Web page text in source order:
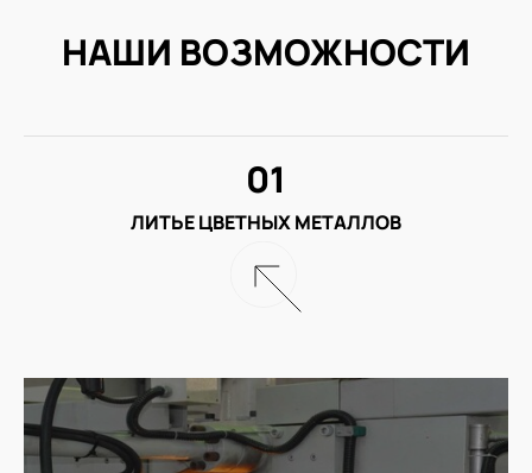
НАШИ ВОЗМОЖНОСТИ
ЛИТЬЕ ЦВЕТНЫХ МЕТАЛЛОВ
01